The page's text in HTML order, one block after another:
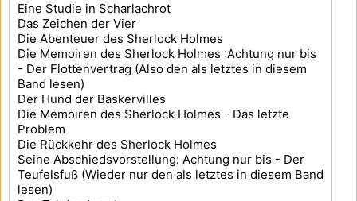
Eine Studie in Scharlachrot
Das Zeichen der Vier
Die Abenteuer des Sherlock Holmes
Die Memoiren des Sherlock Holmes :Achtung nur bis
- Der Flottenvertrag (Also den als letztes in diesem
Band lesen)
Der Hund der Baskervilles
Die Memoiren des Sherlock Holmes - Das letzte
Problem
Die Rückkehr des Sherlock Holmes
Seine Abschiedsvorstellung: Achtung nur bis - Der
Teufelsfuß (Wieder nur den als letztes in diesem Band
lesen)